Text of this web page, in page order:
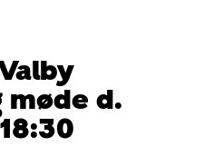
møde d.